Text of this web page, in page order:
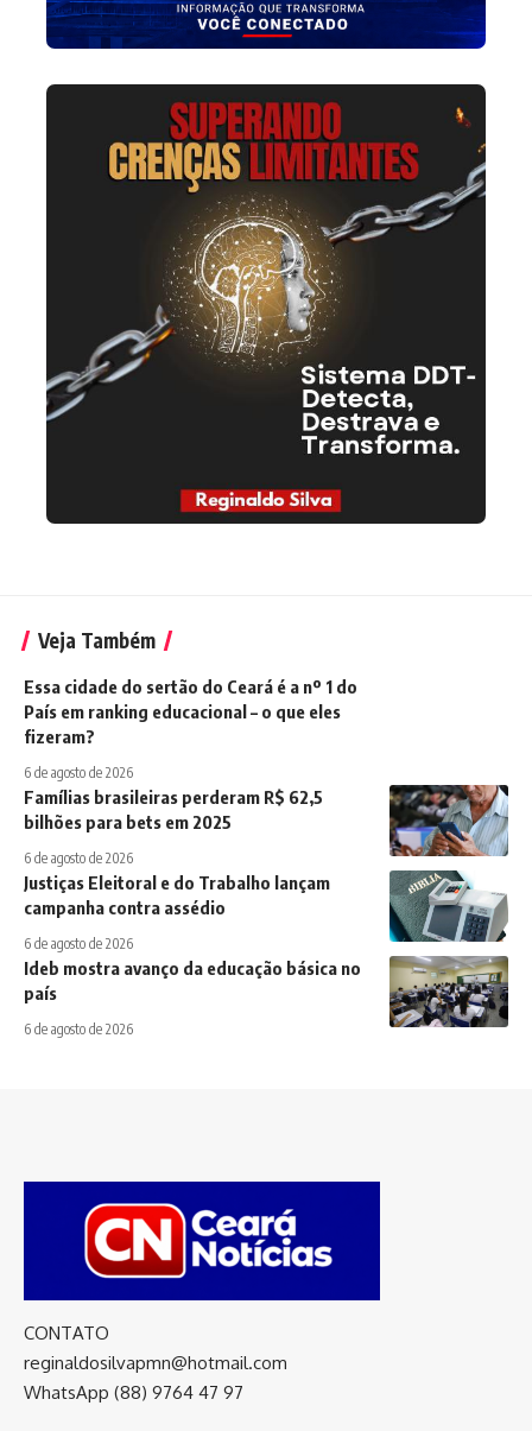
Veja Também
Essa cidade do sertão do Ceará é a nº 1 do
País em ranking educacional – o que eles
fizeram?
6 de agosto de 2026
Famílias brasileiras perderam R$ 62,5
bilhões para bets em 2025
6 de agosto de 2026
Justiças Eleitoral e do Trabalho lançam
campanha contra assédio
6 de agosto de 2026
Ideb mostra avanço da educação básica no
país
6 de agosto de 2026
CONTATO
reginaldosilvapmn@hotmail.com
WhatsApp (88) 9764 47 97